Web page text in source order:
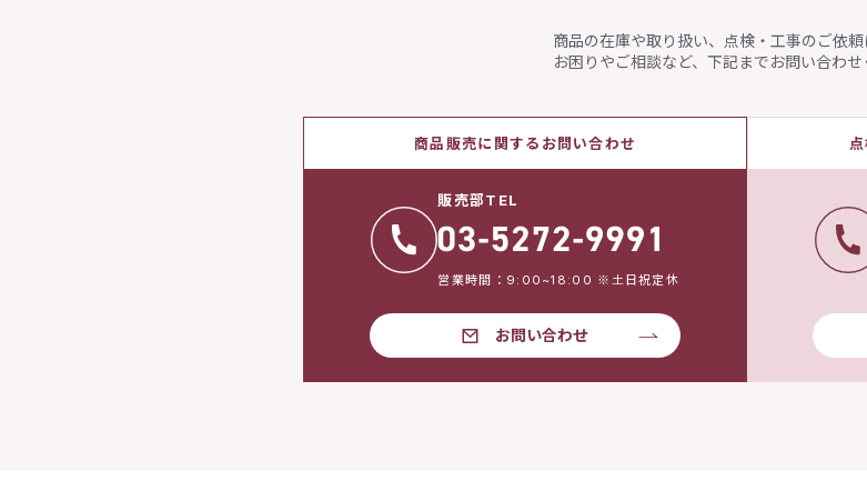
商品の在庫や取り扱い、点検・工事のご依頼
お困りやご相談など、下記までお問い合わせ
商品販売に関するお問い合わせ
販売部TEL
営業時間：9:00~18:00 ※土日祝定休
お問い合わせ